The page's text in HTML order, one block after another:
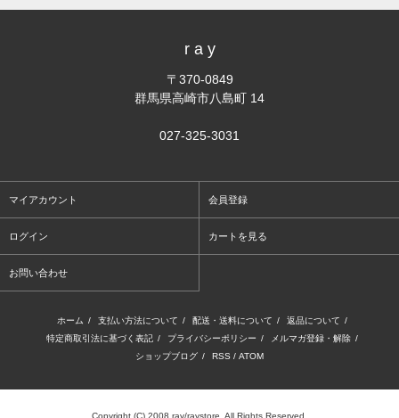
r a y
〒370-0849
群馬県高崎市八島町 14
027-325-3031
マイアカウント 会員登録
ログイン カートを見る
お問い合わせ
ホーム / 支払い方法について / 配送・送料について / 返品について /
特定商取引法に基づく表記 / プライバシーポリシー / メルマガ登録・解除 /
ショップブログ / RSS / ATOM
Copyright (C) 2008 ray/raystore. All Rights Reserved.